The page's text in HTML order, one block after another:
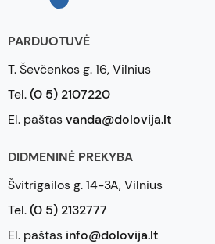
PARDUOTUVĖ
T. Ševčenkos g. 16, Vilnius
Tel.(0 5) 2107220
El. paštasvanda@dolovija.lt
DIDMENINĖ PREKYBA
Švitrigailos g. 14-3A, Vilnius
Tel.(0 5) 2132777
El. paštas info@dolovija.lt